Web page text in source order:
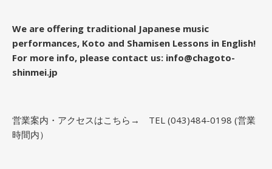
We are offering traditional Japanese music
performances, Koto and Shamisen Lessons in English!
For more info, please contact us: info@chagoto-
shinmei.jp
営業案内・アクセスはこちら→
TEL (043)484-0198 (営業
時間内）